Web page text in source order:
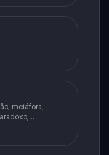
metáfora,